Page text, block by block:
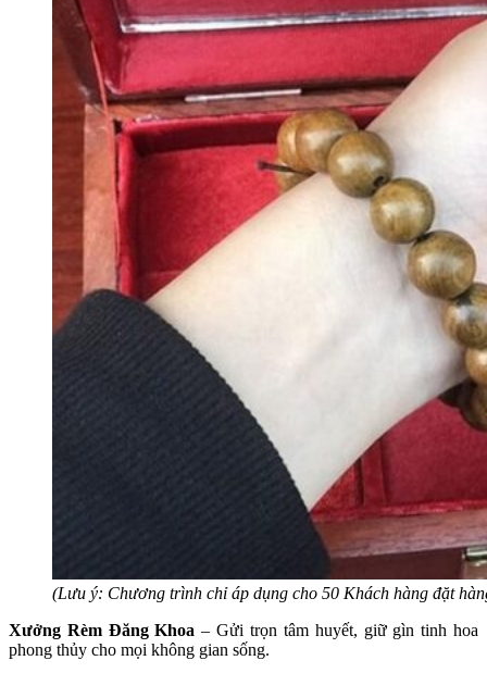
(Lưu ý: Chương trình chỉ áp dụng cho 50 Khách hàng đặt
Xưởng Rèm Đăng Khoa – Gửi trọn tâm huyết, giữ gìn tinh hoa
phong thủy cho mọi không gian sống.